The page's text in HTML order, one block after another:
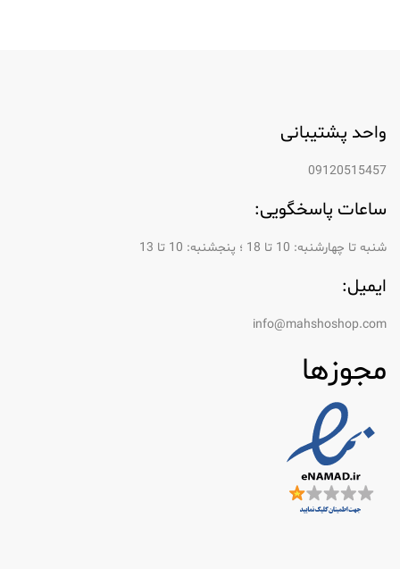
واحد پشتیبانی
09120515457
ساعات پاسخگویی:
شنبه تا چهارشنبه: 10 تا 18 ؛ پنجشنبه: 10 تا 13
ایمیل:
info@mahshoshop.com
مجوزها